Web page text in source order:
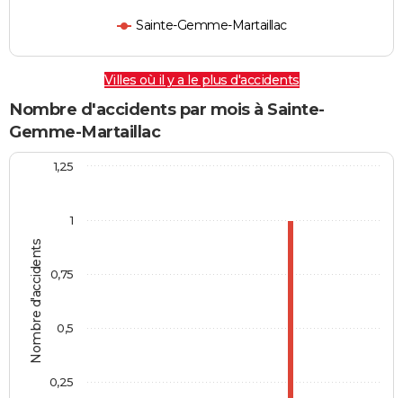
Sainte-Gemme-Martaillac
Villes où il y a le plus d'accidents
Nombre d'accidents par mois à Sainte-
Gemme-Martaillac
Nombre d'accidents
1
0,25
0,5
0,75
1,25